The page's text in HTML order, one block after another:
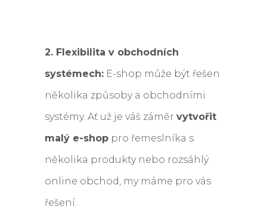
2. Flexibilita v obchodních
systémech:E-shop může být řešen
několika způsoby a obchodními
systémy. Ať už je váš záměr vytvořit
malý e-shoppro řemeslníka s
několika produkty nebo rozsáhlý
online obchod, my máme pro vás
řešení.